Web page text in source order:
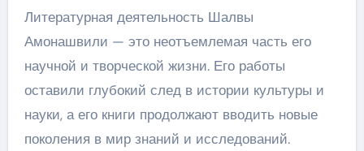
Литературная деятельность Шалвы
Амонашвили — это неотъемлемая часть его
научной и творческой жизни. Его работы
оставили глубокий след в истории культуры и
науки, а его книги продолжают вводить новые
поколения в мир знаний и исследований.